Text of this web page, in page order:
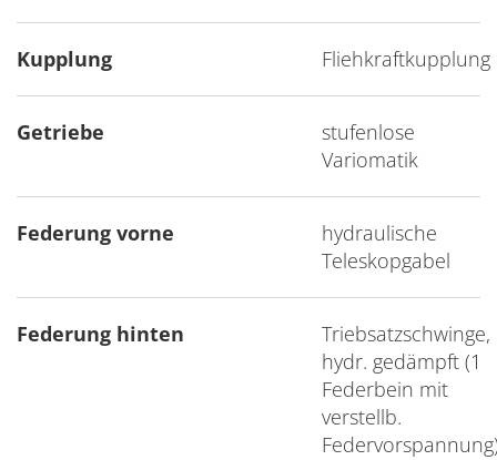
Kupplung Fliehkraftkupplung
Getriebe
stufenlose
Variomatik
Federung vorne
hydraulische
Teleskopgabel
Federung hinten
Triebsatzschwinge,
hydr. gedämpft (1
Federbein mit
verstellb.